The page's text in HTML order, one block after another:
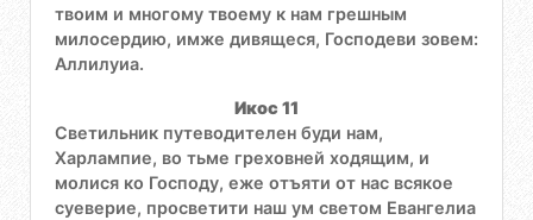
твоим и многому твоему к нам грешным
милосердию, имже дивящеся, Господеви зовем:
Аллилуиа.
Икос 11
Светильник путеводителен буди нам,
Харлампие, во тьме греховней ходящим, и
молися ко Господу, еже отъяти от нас всякое
суеверие, просветити наш ум светом Евангелиа